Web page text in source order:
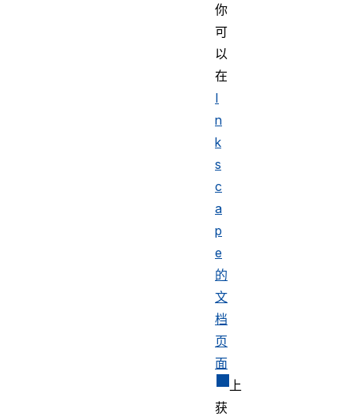
你
可
以
在
I
n
k
s
c
a
p
e
的
文
档
页
面
上
获